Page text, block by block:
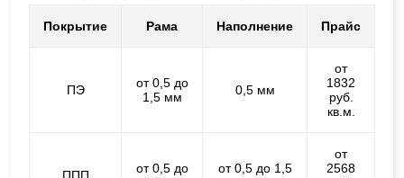
Покрытие Рама Наполнение Прайс
ПЭ
от 0,5 до
1,5 мм
0,5 мм
от
1832
руб.
кв.м.
ППП
от 0,5 до
от 0,5 до 1,5
от
2568